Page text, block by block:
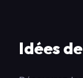
Idées